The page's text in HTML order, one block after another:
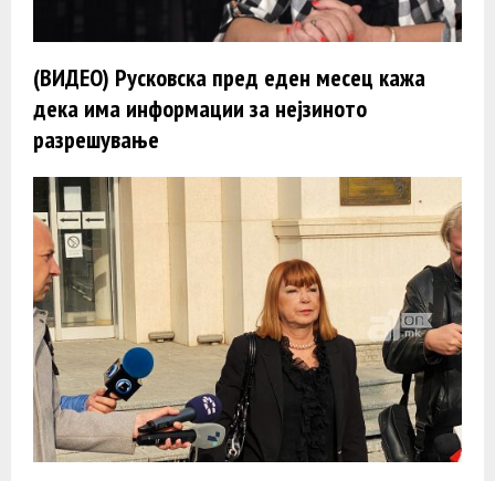
(ВИДЕО) Русковска пред еден месец кажа
дека има информации за нејзиното
разрешување